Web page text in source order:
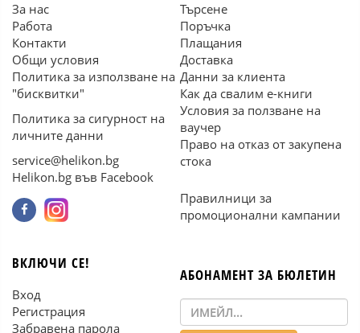
За нас
Работа
Контакти
Общи условия
Политика за използване на
"бисквитки"
Политика за сигурност на
личните данни
service@helikon.bg
Helikon.bg във Facebook
Търсене
Поръчка
Плащания
Доставка
Данни за клиента
Как да свалим е-книги
Условия за ползване на
ваучер
Право на отказ от закупена
стока
Правилници за
промоционални кампании
ВКЛЮЧИ СЕ!
Вход
Регистрация
Забравена парола
АБОНАМЕНТ ЗА БЮЛЕТИН